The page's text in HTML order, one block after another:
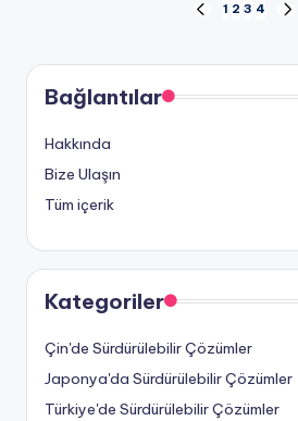
pagination
PREVIOUS
1 2 3 4
Bağlantılar
Hakkında
Bize Ulaşın
Tüm içerik
Kategoriler
Çin'de Sürdürülebilir Çözümler
Japonya'da Sürdürülebilir Çözümler
Türkiye'de Sürdürülebilir Çözümler